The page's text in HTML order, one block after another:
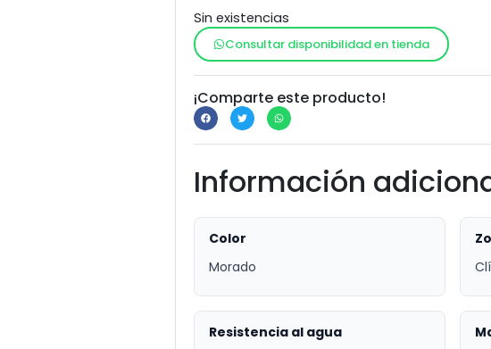
Sin existencias
Consultar disponibilidad en tienda
¡Comparte este producto!
Información
Color
Morado
Resistencia al agua